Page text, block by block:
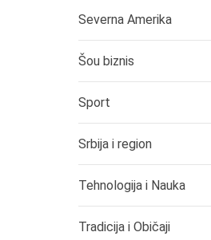
Severna Amerika
Šou biznis
Sport
Srbija i region
Tehnologija i Nauka
Tradicija i Običaji